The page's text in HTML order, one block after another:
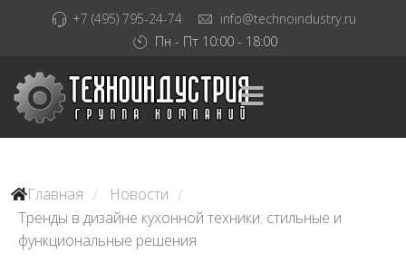
+7 (495) 795-24-74
info@technoindustry.ru
Пн - Пт 10:00 - 18:00
Главная / Новости /
Тренды в дизайне кухонной техники: стильные и
функциональные решения